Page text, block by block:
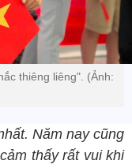
thiêng liêng". (Ảnh:
Năm nay cũng
thấy rất vui khi